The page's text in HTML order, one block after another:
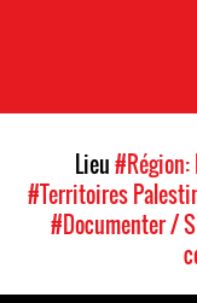
Lieu#Région:
#Territoires
#Documenter /